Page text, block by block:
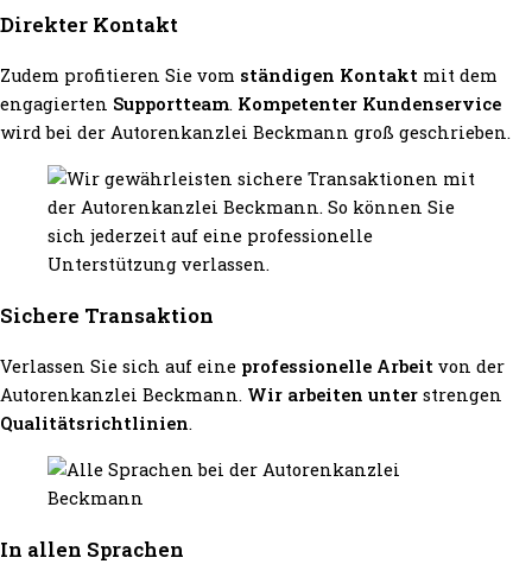
Direkter Kontakt
Zudem profitieren Sie vom ständigen Kontakt mit dem
engagierten Supportteam. Kompetenter Kundenservice
wird bei der Autorenkanzlei Beckmann groß geschrieben.
Sichere Transaktion
Verlassen Sie sich auf eine professionelle Arbeit von der
Autorenkanzlei Beckmann. Wir arbeiten unter strengen
Qualitätsrichtlinien.
In allen Sprachen